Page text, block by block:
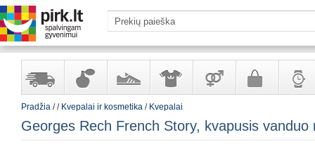
sandėlyje
ir
kosmetika
ir
aksesuarai
suaugusiems
ir
Pradžia // Kvepalai ir kosmetika / Kvepalai
Georges Rech French Story, kvapusis vanduo